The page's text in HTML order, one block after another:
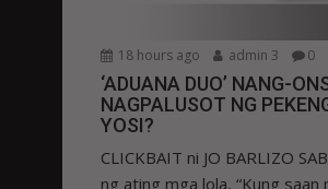
18 hours ago admin 3 0
‘ADUANA DUO’ NANG-
NAGPALUSOT NG
YOSI?
CLICKBAIT ni JO BARLIZO
ng ating mga lola, “Kung saan